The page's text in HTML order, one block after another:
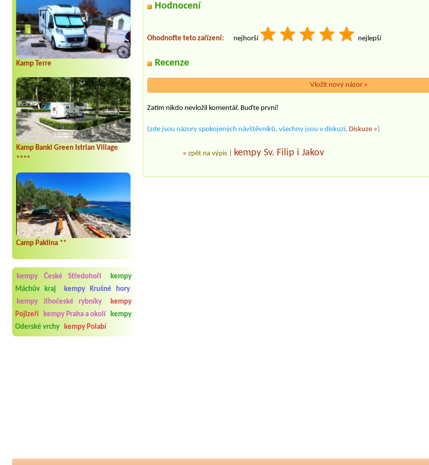
Kamp Terre
Kamp Banki Green Istrian Village
****
Camp Paklina **
kempy České Středohoří
kempy
Máchův kraj
kempy Krušné hory
kempy Jihočeské rybníky
kempy
Pojizeří
kempy Praha a okolí
kempy
Oderské vrchy kempy Polabí
Hodnocení
Ohodnoťte teto zařízení: nejhorší nejlepší
Recenze
Vložit nový názor »
Zatím nikdo nevložil komentář. Buďte první!
(zde jsou názory spokojených návštěvníků, všechny jsou v diskuzi, Diskuze »)
«zpět na výpis kempy Sv. Filip i Jakov